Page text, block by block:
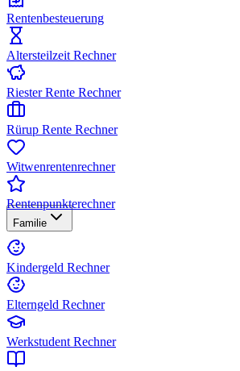
Rentenbesteuerung
Altersteilzeit Rechner
Riester Rente Rechner
Rürup Rente Rechner
Witwenrentenrechner
Rentenpunkterechner
Familie
Kindergeld Rechner
Elterngeld Rechner
Werkstudent Rechner